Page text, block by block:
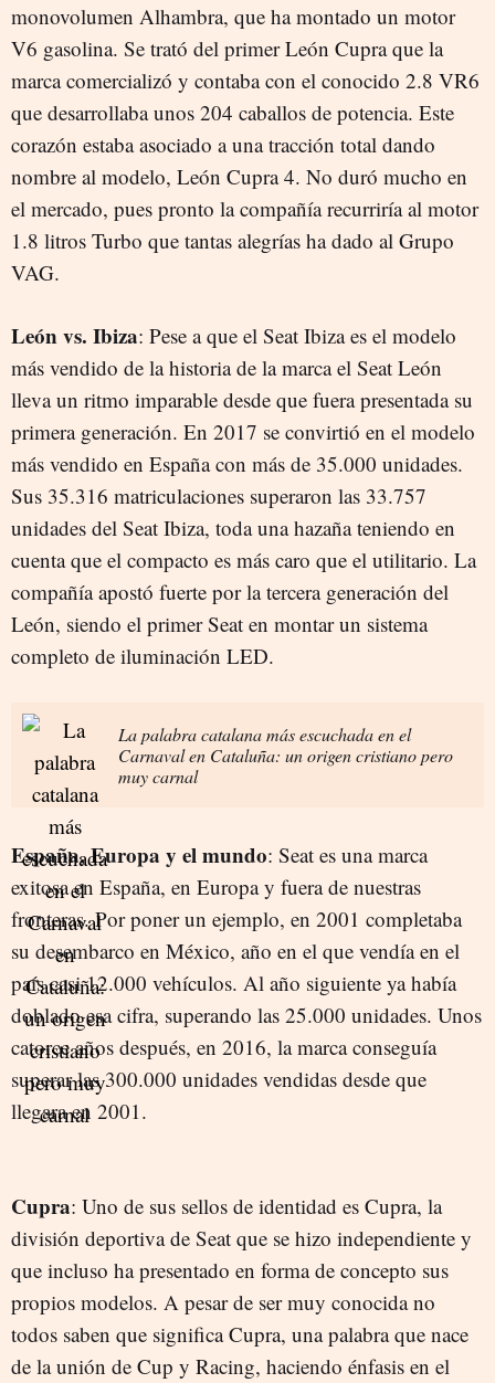
monovolumen Alhambra, que ha montado un motor
V6 gasolina. Se trató del primer León Cupra que la
marca comercializó y contaba con el conocido 2.8 VR6
que desarrollaba unos 204 caballos de potencia. Este
corazón estaba asociado a una tracción total dando
nombre al modelo, León Cupra 4. No duró mucho en
el mercado, pues pronto la compañía recurriría al motor
1.8 litros Turbo que tantas alegrías ha dado al Grupo
VAG.
León vs. Ibiza: Pese a que el Seat Ibiza es el modelo
más vendido de la historia de la marca el Seat León
lleva un ritmo imparable desde que fuera presentada su
primera generación. En 2017 se convirtió en el modelo
más vendido en España con más de 35.000 unidades.
Sus 35.316 matriculaciones superaron las 33.757
unidades del Seat Ibiza, toda una hazaña teniendo en
cuenta que el compacto es más caro que el utilitario. La
compañía apostó fuerte por la tercera generación del
León, siendo el primer Seat en montar un sistema
completo de iluminación LED.
La palabra catalana más escuchada en el
Carnaval en Cataluña: un origen cristiano pero
muy carnal
España, Europa y el mundo: Seat es una marca
exitosa en España, en Europa y fuera de nuestras
fronteras. Por poner un ejemplo, en 2001 completaba
su desembarco en México, año en el que vendía en el
país casi 12.000 vehículos. Al año siguiente ya había
doblado esa cifra, superando las 25.000 unidades. Unos
catorce años después, en 2016, la marca conseguía
superar las 300.000 unidades vendidas desde que
llegara en 2001.
Cupra: Uno de sus sellos de identidad es Cupra, la
división deportiva de Seat que se hizo independiente y
que incluso ha presentado en forma de concepto sus
propios modelos. A pesar de ser muy conocida no
todos saben que significa Cupra, una palabra que nace
de la unión de Cup y Racing, haciendo énfasis en el